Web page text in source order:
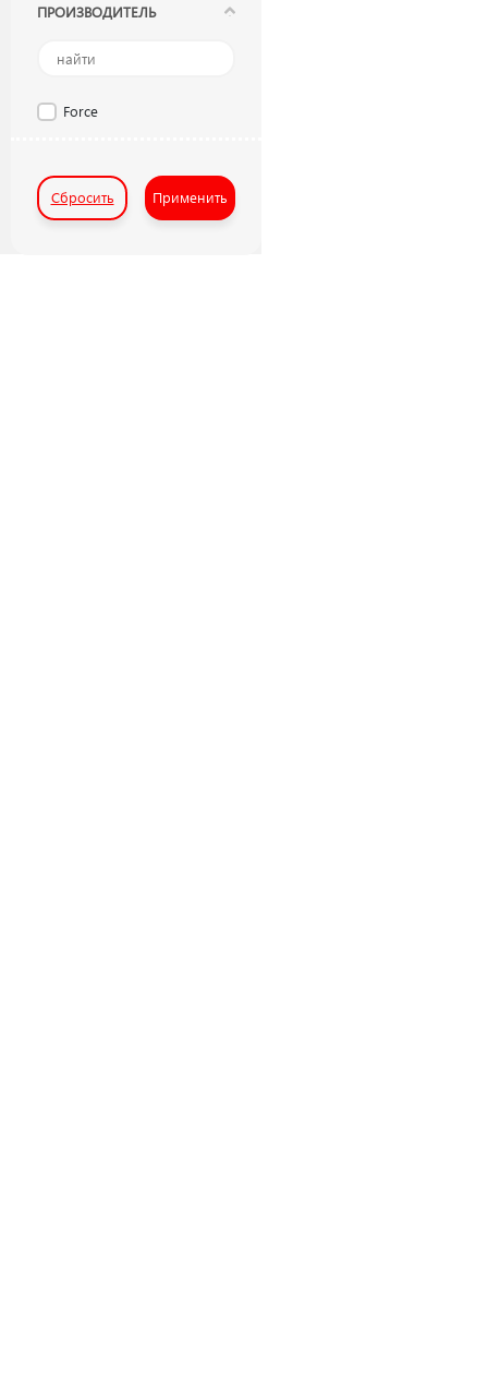
ПРОИЗВОДИТЕЛЬ
Force
Сбросить Применить